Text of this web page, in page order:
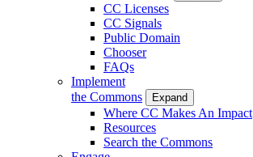
CC Licenses
CC Signals
Public Domain
Chooser
FAQs
Implement
the Commons
Expand
Where CC Makes An Impact
Resources
Search the Commons